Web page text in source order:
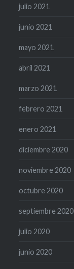
julio 2021
junio 2021
mayo 2021
abril 2021
marzo 2021
febrero 2021
enero 2021
diciembre 2020
noviembre 2020
octubre 2020
septiembre 2020
julio 2020
junio 2020